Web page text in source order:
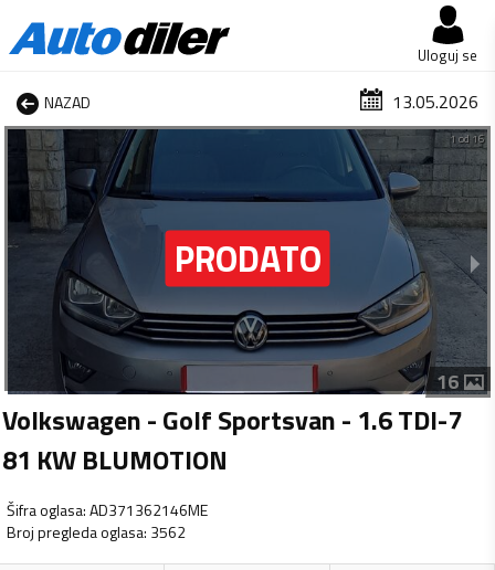
Uloguj se
NAZAD 13.05.2026
1 od 16
16
Volkswagen - Golf Sportsvan - 1.6 TDI-7
81 KW BLUMOTION
Šifra oglasa:AD371362146ME
Broj pregleda oglasa: 3562